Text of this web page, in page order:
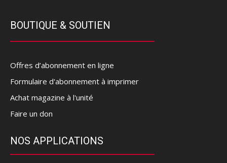
BOUTIQUE & SOUTIEN
Offres d’abonnement en ligne
Formulaire d'abonnement à imprimer
Achat magazine à l'unité
Faire un don
NOS APPLICATIONS